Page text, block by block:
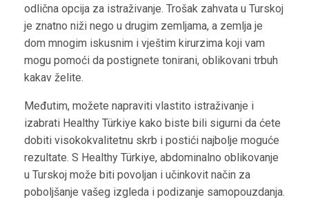
odlična opcija za istraživanje. Trošak zahvata u Turskoj
je znatno niži nego u drugim zemljama, a zemlja je
dom mnogim iskusnim i vještim kirurzima koji vam
mogu pomoći da postignete tonirani, oblikovani trbuh
kakav želite.
Međutim, možete napraviti vlastito istraživanje i
izabrati Healthy Türkiye kako biste bili sigurni da ćete
dobiti visokokvalitetnu skrb i postići najbolje moguće
rezultate. S Healthy Türkiye, abdominalno oblikovanje
u Turskoj može biti povoljan i učinkovit način za
poboljšanje vašeg izgleda i podizanje samopouzdanja.